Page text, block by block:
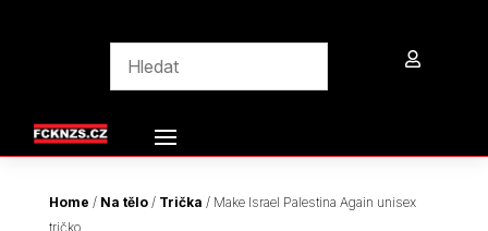

Home / Na tělo/ Trička / Make Israel Palestina Again unisex
tričko